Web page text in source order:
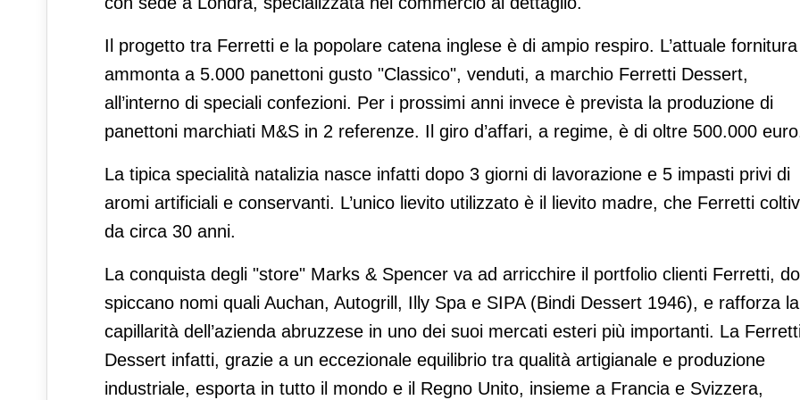
Il progetto tra Ferretti e la popolare catena inglese è di ampio respiro. L’attuale fornitura
ammonta a 5.000 panettoni gusto "Classico", venduti, a marchio Ferretti Dessert,
all’interno di speciali confezioni. Per i prossimi anni invece è prevista la produzione di
panettoni marchiati M&S in 2 referenze. Il giro d’affari, a regime, è di oltre 500.000
La tipica specialità natalizia nasce infatti dopo 3 giorni di lavorazione e 5 impasti privi di
aromi artificiali e conservanti. L’unico lievito utilizzato è il lievito madre, che Ferretti
da circa 30 anni.
La conquista degli "store" Marks & Spencer va ad arricchire il portfolio clienti Ferretti,
spiccano nomi quali Auchan, Autogrill, Illy Spa e SIPA (Bindi Dessert 1946), e rafforza la
capillarità dell’azienda abruzzese in uno dei suoi mercati esteri più importanti. La
Dessert infatti, grazie a un eccezionale equilibrio tra qualità artigianale e produzione
industriale, esporta in tutto il mondo e il Regno Unito, insieme a Francia e Svizzera,